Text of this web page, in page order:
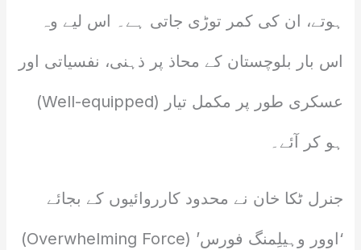
ہوتے، ان کی کمر توڑی جاتی ہے۔ اس لیے وہ
اس بار بلوچستان کے محاذ پر ذہنی، نفسیاتی اور
عسکری طور پر مکمل تیار (Well-equipped)
ہو کر آئے۔
جنرل ٹکا خان نے محدود کارروائیوں کے بجائے
‘اوور وہیلِمنگ فورس’ (Overwhelming Force)